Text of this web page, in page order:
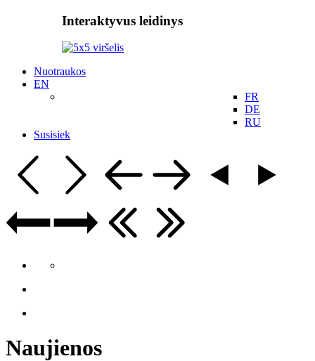
Interaktyvus leidinys
Nuotraukos
EN
FR
DE
RU
Susisiek
Naujienos